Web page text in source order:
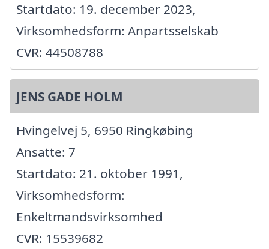
Startdato: 19. december 2023,
Virksomhedsform: Anpartsselskab
CVR: 44508788
JENS GADE HOLM
Hvingelvej 5, 6950 Ringkøbing
Ansatte: 7
Startdato: 21. oktober 1991,
Virksomhedsform:
Enkeltmandsvirksomhed
CVR: 15539682